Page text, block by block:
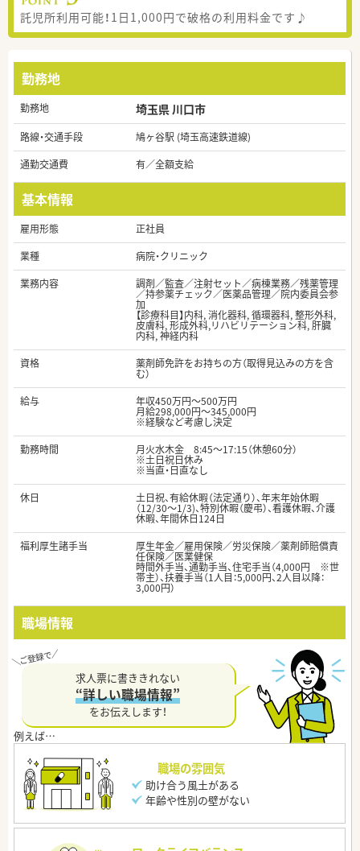
託児所利用可能！1日1,000円で破格の利用料金です♪
勤務地
勤務地 埼玉県 川口市
路線・交通手段
鳩ヶ谷駅 (埼玉高速鉄道線)
通勤交通費
有／全額支給
基本情報
雇用形態
正社員
業種
病院・クリニック
業務内容
調剤／監査／注射セット／病棟業務／残薬管理
／持参薬チェック／医薬品管理／院内委員会参
加
【診療科目】内科, 消化器科, 循環器科, 整形外科,
皮膚科, 形成外科,リハビリテーション科, 肝臓
内科, 神経内科
資格
薬剤師免許をお持ちの方（取得見込みの方を含
む）
給与
年収450万円～500万円
月給298,000円～345,000円
※経験など考慮し決定
勤務時間
月火水木金 8:45～17:15（休憩60分）
※土日祝日休み
※当直・日直なし
休日
土日祝、有給休暇（法定通り）、年末年始休暇
（12/30～1/3)、特別休暇（慶弔）、看護休暇、介護
休暇、年間休日124日
福利厚生諸手当
厚生年金／雇用保険／労災保険／薬剤師賠償責
任保険／医業健保
時間外手当、通勤手当、住宅手当（4,000円 ※世
帯主）、扶養手当（1人目：5,000円、2人目以降：
3,000円）
職場情報
求人票に書ききれない
“詳しい職場情報”
をお伝えします！
職場の雰囲気
助け合う風土がある
年齢や性別の壁がない